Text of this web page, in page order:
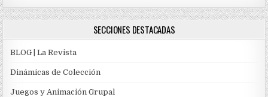
SECCIONES DESTACADAS
BLOG | La Revista
Dinámicas de Colección
Juegos y Animación Grupal